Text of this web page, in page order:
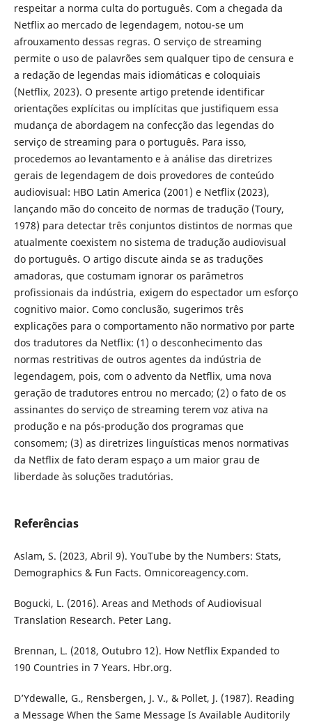
respeitar a norma culta do português. Com a chegada da
Netflix ao mercado de legendagem, notou-se um
afrouxamento dessas regras. O serviço de streaming
permite o uso de palavrões sem qualquer tipo de censura e
a redação de legendas mais idiomáticas e coloquiais
(Netflix, 2023). O presente artigo pretende identificar
orientações explícitas ou implícitas que justifiquem essa
mudança de abordagem na confecção das legendas do
serviço de streaming para o português. Para isso,
procedemos ao levantamento e à análise das diretrizes
gerais de legendagem de dois provedores de conteúdo
audiovisual: HBO Latin America (2001) e Netflix (2023),
lançando mão do conceito de normas de tradução (Toury,
1978) para detectar três conjuntos distintos de normas que
atualmente coexistem no sistema de tradução audiovisual
do português. O artigo discute ainda se as traduções
amadoras, que costumam ignorar os parâmetros
profissionais da indústria, exigem do espectador um esforço
cognitivo maior. Como conclusão, sugerimos três
explicações para o comportamento não normativo por parte
dos tradutores da Netflix: (1) o desconhecimento das
normas restritivas de outros agentes da indústria de
legendagem, pois, com o advento da Netflix, uma nova
geração de tradutores entrou no mercado; (2) o fato de os
assinantes do serviço de streaming terem voz ativa na
produção e na pós-produção dos programas que
consomem; (3) as diretrizes linguísticas menos normativas
da Netflix de fato deram espaço a um maior grau de
liberdade às soluções tradutórias.
Referências
Aslam, S. (2023, Abril 9). YouTube by the Numbers: Stats,
Demographics & Fun Facts. Omnicoreagency.com.
Bogucki, L. (2016). Areas and Methods of Audiovisual
Translation Research. Peter Lang.
Brennan, L. (2018, Outubro 12). How Netflix Expanded to
190 Countries in 7 Years. Hbr.org.
D’Ydewalle, G., Rensbergen, J. V., & Pollet, J. (1987). Reading
a Message When the Same Message Is Available Auditorily